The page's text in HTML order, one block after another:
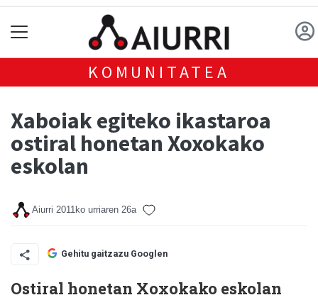
KOMUNITATEA
Xaboiak egiteko ikastaroa
ostiral honetan Xoxokako
eskolan
Aiurri 2011ko urriaren 26a
Gehitu gaitzazu Googlen
Ostiral honetan Xoxokako eskolan